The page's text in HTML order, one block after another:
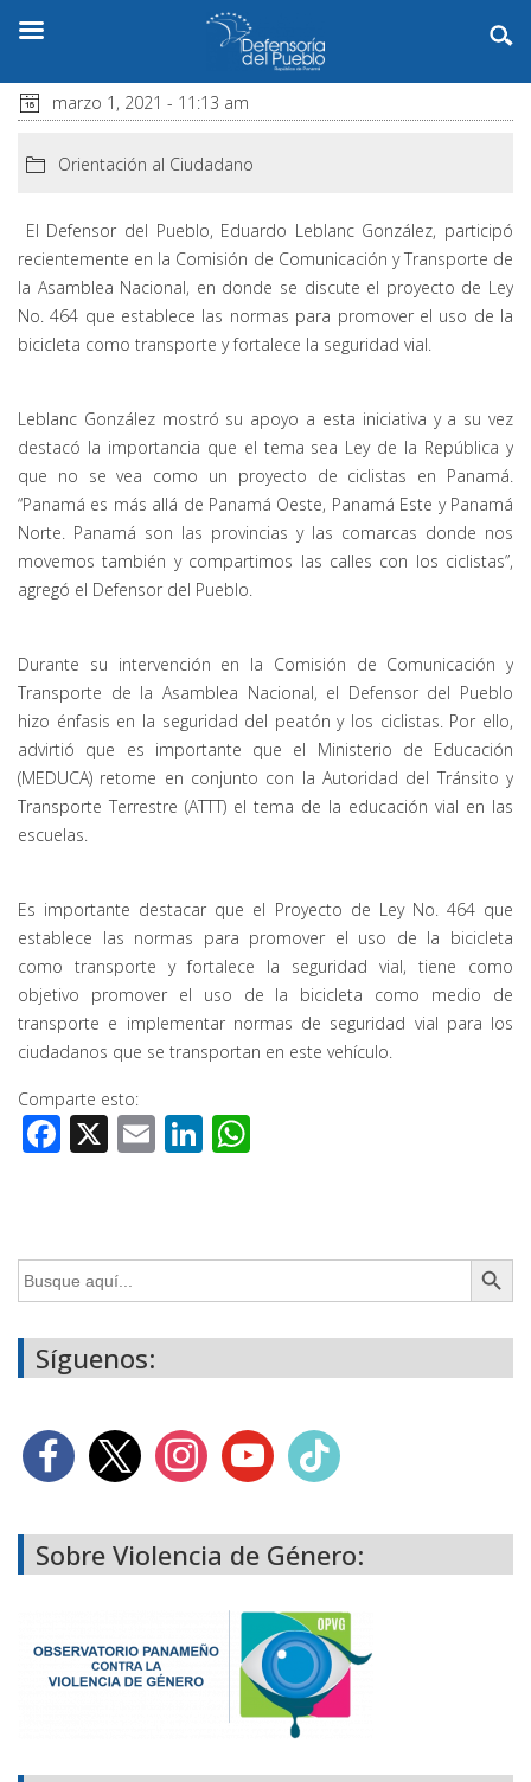
marzo 1, 2021 - 11:13 am
Orientación al Ciudadano
El Defensor del Pueblo, Eduardo Leblanc González, participó
recientemente en la Comisión de Comunicación y Transporte de
la Asamblea Nacional, en donde se discute el proyecto de Ley
No. 464 que establece las normas para promover el uso de la
bicicleta como transporte y fortalece la seguridad vial.
Leblanc González mostró su apoyo a esta iniciativa y a su vez
destacó la importancia que el tema sea Ley de la República y
que no se vea como un proyecto de ciclistas en Panamá.
“Panamá es más allá de Panamá Oeste, Panamá Este y Panamá
Norte. Panamá son las provincias y las comarcas donde nos
movemos también y compartimos las calles con los ciclistas”,
agregó el Defensor del Pueblo.
Durante su intervención en la Comisión de Comunicación y
Transporte de la Asamblea Nacional, el Defensor del Pueblo
hizo énfasis en la seguridad del peatón y los ciclistas. Por ello,
advirtió que es importante que el Ministerio de Educación
(MEDUCA) retome en conjunto con la Autoridad del Tránsito y
Transporte Terrestre (ATTT) el tema de la educación vial en las
escuelas.
Es importante destacar que el Proyecto de Ley No. 464 que
establece las normas para promover el uso de la bicicleta
como transporte y fortalece la seguridad vial, tiene como
objetivo promover el uso de la bicicleta como medio de
transporte e implementar normas de seguridad vial para los
ciudadanos que se transportan en este vehículo.
Comparte esto:
Facebook
X EmailLinkedIn
Buscar: Botón de
Síguenos:
Sobre Violencia de Género: